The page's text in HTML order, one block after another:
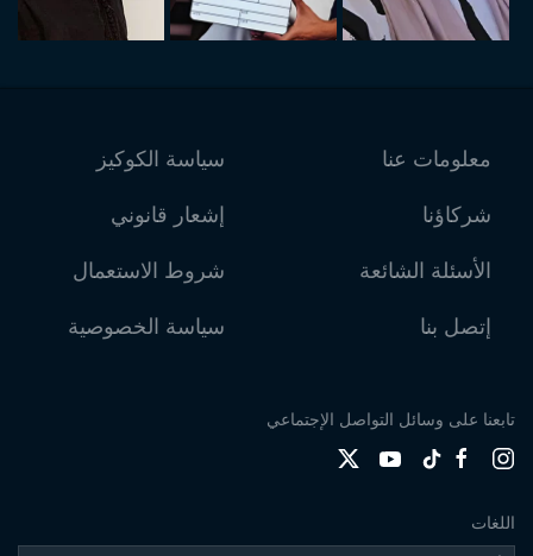
معلومات عنا
شركاؤنا
الأسئلة الشائعة
إتصل بنا
سياسة الكوكيز
إشعار قانوني
شروط الاستعمال
سياسة الخصوصية
تابعنا على وسائل التواصل الإجتماعي
اللغات